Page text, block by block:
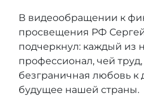
В видеообращении к
просвещения РФ
подчеркнул: каждый из
профессионал, чей
безграничная любовь
будущее нашей страны.